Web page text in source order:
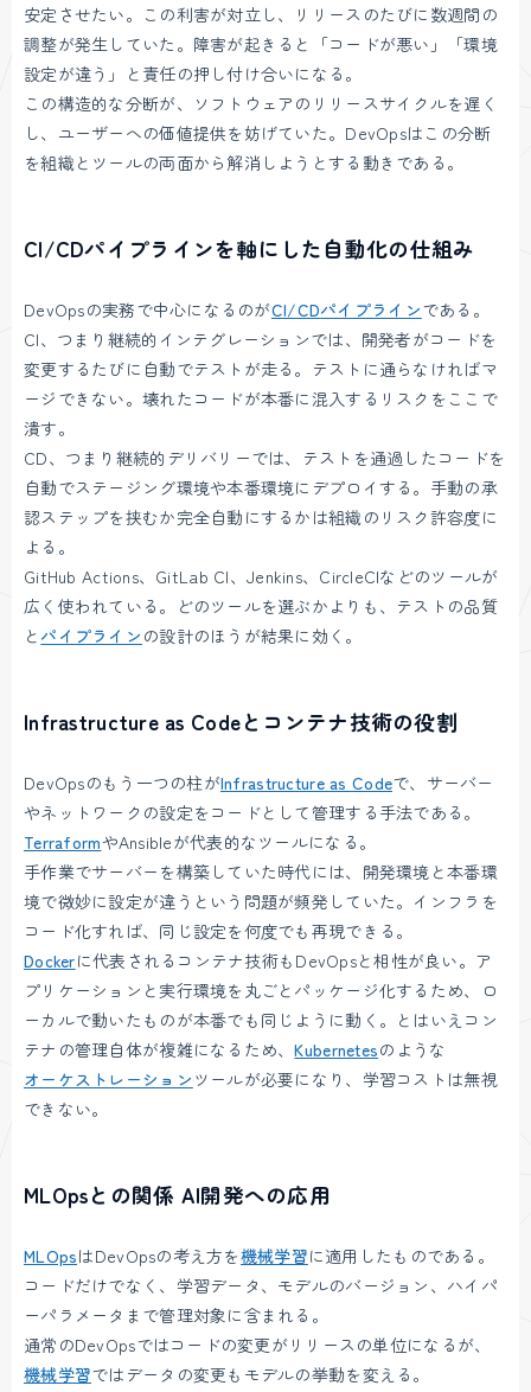
安定させたい。この利害が対立し、リリースのたびに数週間の
調整が発生していた。障害が起きると「コードが悪い」「環境
設定が違う」と責任の押し付け合いになる。
この構造的な分断が、ソフトウェアのリリースサイクルを遅く
し、ユーザーへの価値提供を妨げていた。DevOpsはこの分断
を組織とツールの両面から解消しようとする動きである。
CI/CDパイプラインを軸にした自動化の仕組み
DevOpsの実務で中心になるのがCI/CDパイプラインである。
CI、つまり継続的インテグレーションでは、開発者がコードを
変更するたびに自動でテストが走る。テストに通らなければマ
ージできない。壊れたコードが本番に混入するリスクをここで
潰す。
CD、つまり継続的デリバリーでは、テストを通過したコードを
自動でステージング環境や本番環境にデプロイする。手動の承
認ステップを挟むか完全自動にするかは組織のリスク許容度に
よる。
GitHub Actions、GitLab CI、Jenkins、CircleCIなどのツールが
広く使われている。どのツールを選ぶかよりも、テストの品質
と パイプライン の設計のほうが結果に効く。
Infrastructure as Codeとコンテナ技術の役割
DevOpsのもう一つの柱がInfrastructure as Codeで、サーバー
やネットワークの設定をコードとして管理する手法である。
TerraformやAnsibleが代表的なツールになる。
手作業でサーバーを構築していた時代には、開発環境と本番環
境で微妙に設定が違うという問題が頻発していた。インフラを
コード化すれば、同じ設定を何度でも再現できる。
Dockerに代表されるコンテナ技術もDevOpsと相性が良い。ア
プリケーションと実行環境を丸ごとパッケージ化するため、ロ
ーカルで動いたものが本番でも同じように動く。とはいえコン
テナの管理自体が複雑になるため、Kubernetesのような
オーケストレーション ツールが必要になり、学習コストは無視
できない。
MLOpsとの関係 AI開発への応用
MLOpsはDevOpsの考え方を機械学習に適用したものである。
コードだけでなく、学習データ、モデルのバージョン、ハイパ
ーパラメータまで管理対象に含まれる。
通常のDevOpsではコードの変更がリリースの単位になるが、
機械学習ではデータの変更もモデルの挙動を変える。